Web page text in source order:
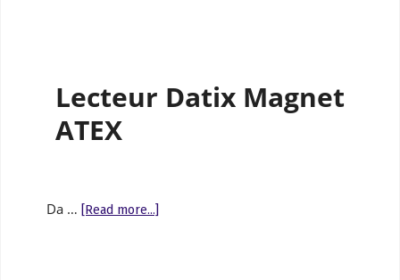
Lecteur Datix Magnet
ATEX
Da … [Read more...]